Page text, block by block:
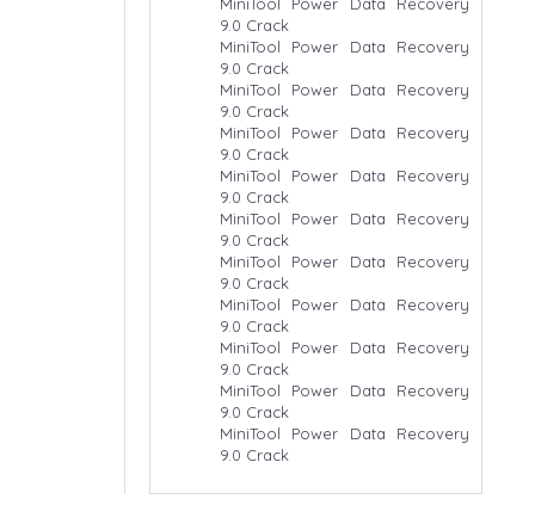
MiniTool Power Data Recovery
9.0 Crack
MiniTool Power Data Recovery
9.0 Crack
MiniTool Power Data Recovery
9.0 Crack
MiniTool Power Data Recovery
9.0 Crack
MiniTool Power Data Recovery
9.0 Crack
MiniTool Power Data Recovery
9.0 Crack
MiniTool Power Data Recovery
9.0 Crack
MiniTool Power Data Recovery
9.0 Crack
MiniTool Power Data Recovery
9.0 Crack
MiniTool Power Data Recovery
9.0 Crack
MiniTool Power Data Recovery
9.0 Crack